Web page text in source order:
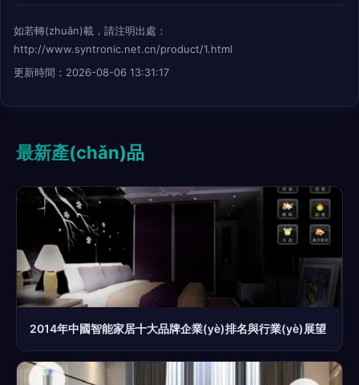
如若轉(zhuǎn)載，請注明出處：
http://www.syntronic.net.cn/product/1.html
更新時間：2026-08-06 13:31:17
最新產(chǎn)品
2014年中國智能家居十大品牌企業(yè)排名與行業(yè)展望